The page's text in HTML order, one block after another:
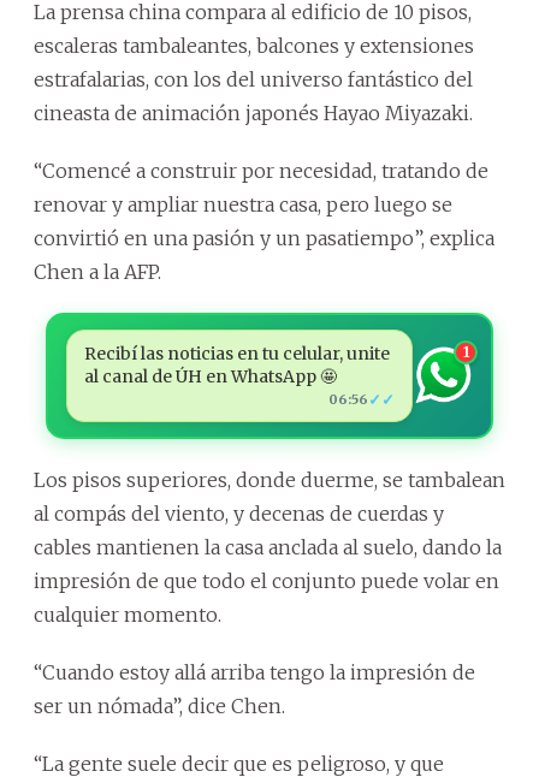
La prensa china compara al edificio de 10 pisos,
escaleras tambaleantes, balcones y extensiones
estrafalarias, con los del universo fantástico del
cineasta de animación japonés Hayao Miyazaki.
“Comencé a construir por necesidad, tratando de
renovar y ampliar nuestra casa, pero luego se
convirtió en una pasión y un pasatiempo”, explica
Chen a la AFP.
Recibí las noticias en tu celular, unite
al canal de ÚH en WhatsApp 🤩
06:56 ✓✓
1
Los pisos superiores, donde duerme, se tambalean
al compás del viento, y decenas de cuerdas y
cables mantienen la casa anclada al suelo, dando la
impresión de que todo el conjunto puede volar en
cualquier momento.
“Cuando estoy allá arriba tengo la impresión de
ser un nómada”, dice Chen.
“La gente suele decir que es peligroso, y que